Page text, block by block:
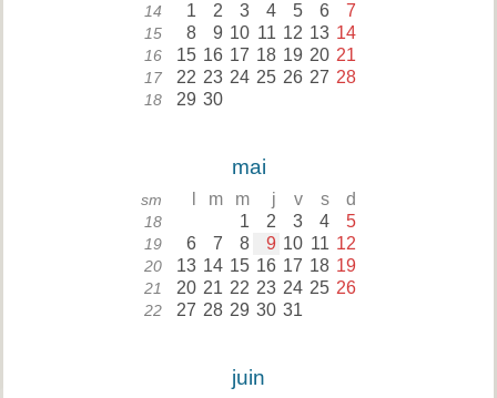
14 1 2 3 4 5 6 7
15 8 9 10 11 12 13 14
16 15 16 17 18 19 20 21
17 22 23 24 25 26 27 28
18 29 30
mai
sm m m j v s d
18 1 2 3 4 5
19 6 7 8 9 10 11 12
20 13 14 15 16 17 18 19
21 20 21 22 23 24 25 26
22 27 28 29 30 31
juin